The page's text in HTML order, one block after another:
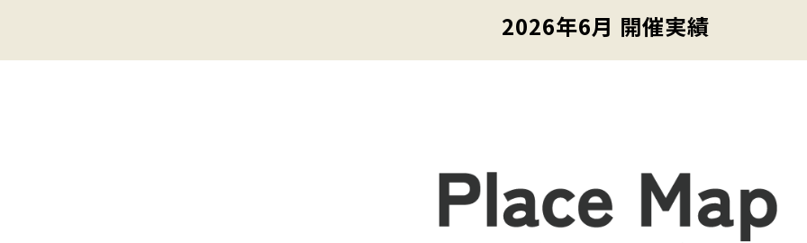
2026年6月 開催実績